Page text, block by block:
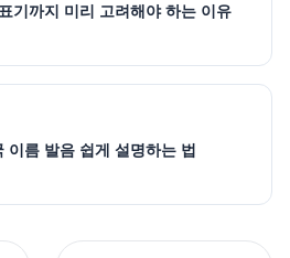
기까지 미리 고려해야 하는 이유
이름 발음 쉽게 설명하는 법